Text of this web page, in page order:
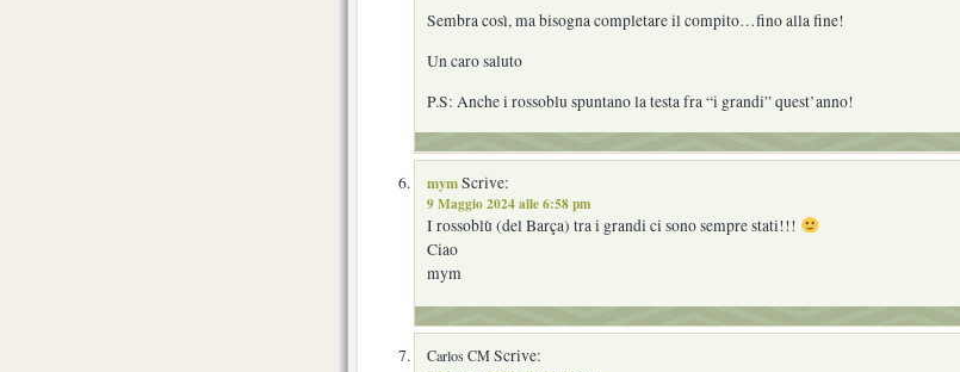
Sembra così, ma bisogna completare il compito…fino alla fine!
Un caro saluto
P.S: Anche i rossoblu spuntano la testa fra “i grandi” quest’anno!
mymScrive:
9 Maggio 2024 alle 6:58 pm
I rossoblù (del Barça) tra i grandi ci sono sempre stati!!!
Ciao
mym
Carlos CMScrive: